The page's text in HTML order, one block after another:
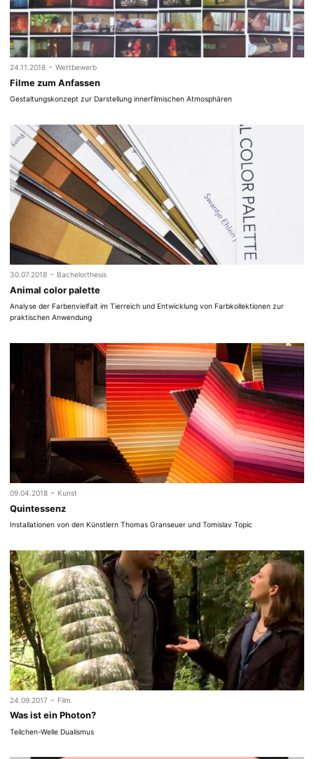
24.11.2018 - Wettbewerb
Filme zum Anfassen
Gestaltungskonzept zur Darstellung innerfilmischen Atmosphären
30.07.2018 - Bachelorthesis
Animal color palette
Analyse der Farbenvielfalt im Tierreich und Entwicklung von Farbkollektionen zur
praktischen Anwendung
09.04.2018 - Kunst
Quintessenz
Installationen von den Künstlern Thomas Granseuer und Tomislav Topic
24.09.2017 - Film
Was ist ein Photon?
Teilchen-Welle Dualismus